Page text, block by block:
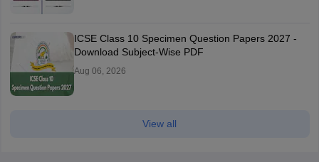
ICSE Class 10 Specimen Question Papers 2027 -
Download Subject-Wise PDF
Aug 06, 2026
View all